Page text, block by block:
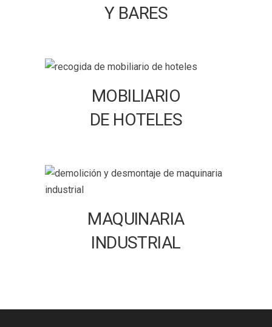
Y BARES
MOBILIARIO
DE HOTELES
MAQUINARIA
INDUSTRIAL